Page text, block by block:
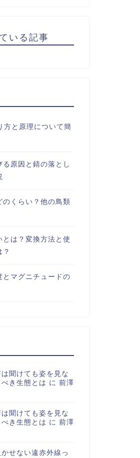
いる記事
方と原理について簡
る原因と錆の落とし
のくらい？他の鳥類
とは？変換方法と使
？
とマグニチュードの
聞けても姿を見な
き生態とは に 前澤
聞けても姿を見な
き生態とは に 前澤
せない遠赤外線っ